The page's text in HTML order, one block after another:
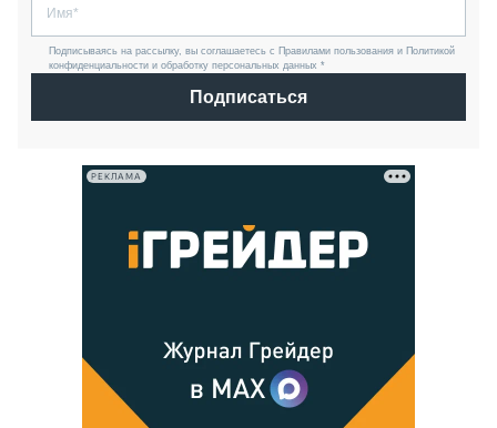
Подписываясь на рассылку, вы соглашаетесь с Правилами пользования и Политикой
конфиденциальности и обработку персональных данных *
Подписаться
РЕКЛАМА